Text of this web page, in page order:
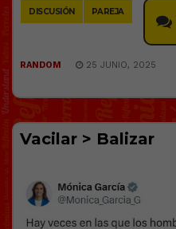
DISCUSIÓN PAREJA
RANDOM 25 JUNIO, 2025
Vacilar > Balizar